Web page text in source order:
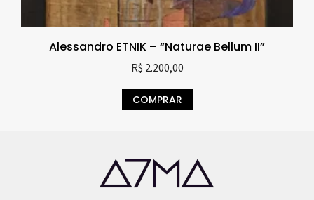
Alessandro ETNIK – “Naturae Bellum II”
R$ 2.200,00
COMPRAR